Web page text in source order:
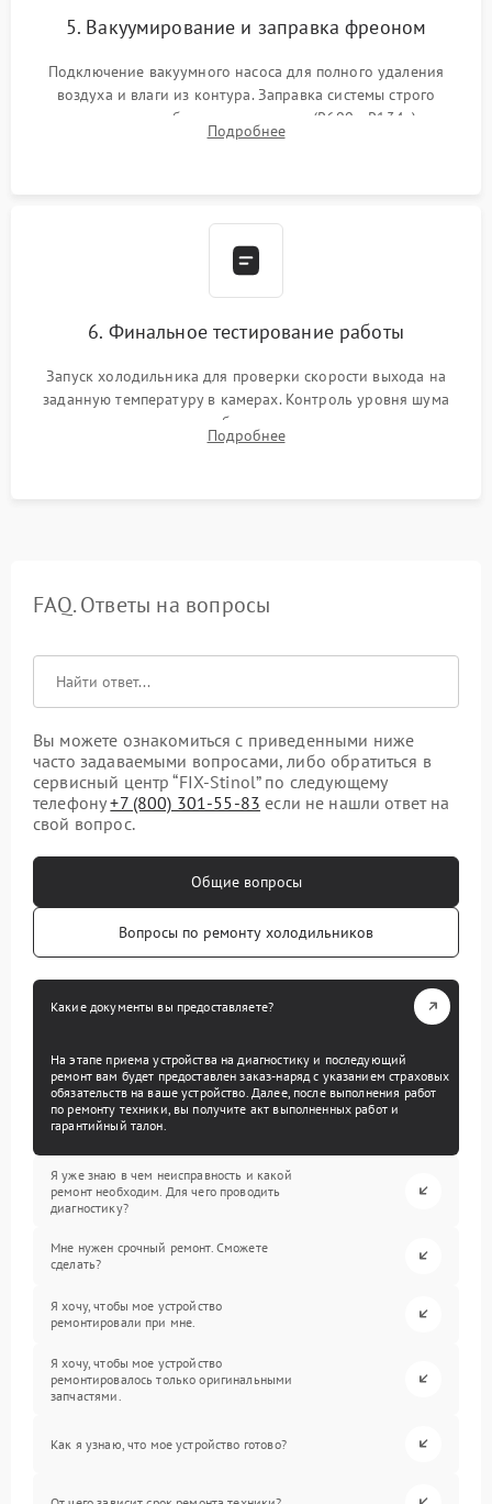
5. Вакуумирование и заправка фреоном
Подключение вакуумного насоса для полного удаления
воздуха и влаги из контура. Заправка системы строго
дозированным объемом хладагента (R600a, R134a) по
электронным весам. Контроль рабочего давления в системе.
Подробнее
6. Финальное тестирование работы
Запуск холодильника для проверки скорости выхода на
заданную температуру в камерах. Контроль уровня шума
компрессора, отсутствия обмерзания стенок и корректного
срабатывания системы автоматической оттайки.
Подробнее
FAQ. Ответы на вопросы
Вы можете ознакомиться с приведенными ниже
часто задаваемыми вопросами, либо обратиться в
сервисный центр “FIX-Stinol” по следующему
телефону+7 (800) 301-55-83 если не нашли ответ на
свой вопрос.
Общие вопросы
Вопросы по ремонту холодильников
Какие документы вы предоставляете?
На этапе приема устройства на диагностику и последующий
ремонт вам будет предоставлен заказ-наряд с указанием страховых
обязательств на ваше устройство. Далее, после выполнения работ
по ремонту техники, вы получите акт выполненных работ и
гарантийный талон.
Я уже знаю в чем неисправность и какой
ремонт необходим. Для чего проводить
диагностику?
Мне нужен срочный ремонт. Сможете
сделать?
Я хочу, чтобы мое устройство
ремонтировали при мне.
Я хочу, чтобы мое устройство
ремонтировалось только оригинальными
запчастями.
Как я узнаю, что мое устройство готово?